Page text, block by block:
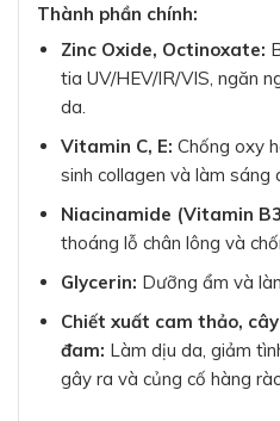
Thành phần chính:
Zinc Oxide, Octinoxate:
tia UV/HEV/IR/VIS, ngăn
da.
Vitamin C, E: Chống oxy
sinh collagen và làm sáng
Niacinamide (Vitamin
thoáng lỗ chân lông và
Glycerin: Dưỡng ẩm và
Chiết xuất cam thảo,
đam: Làm dịu da, giảm
gây ra và củng cố hàng